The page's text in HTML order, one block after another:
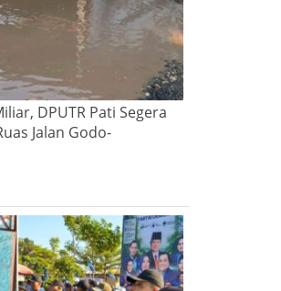
DPUTR Pati Segera
Jalan Godo-